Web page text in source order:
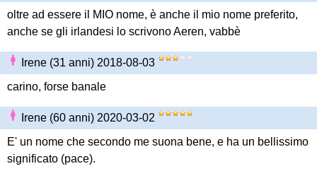
oltre ad essere il MIO nome, è anche il mio nome preferito,
anche se gli irlandesi lo scrivono Aeren, vabbè
Irene (31 anni) 2018-08-03
carino, forse banale
Irene (60 anni) 2020-03-02
E' un nome che secondo me suona bene, e ha un bellissimo
significato (pace).